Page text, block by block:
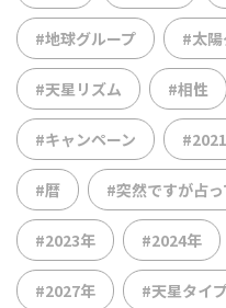
#地球グループ #太
#天星リズム #相性
#キャンペーン
#暦 #突然ですが占
#2023年 #2024年
#2027年 #天星タイ